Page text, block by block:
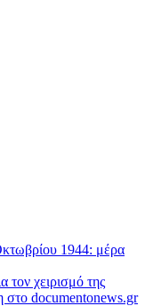
1944: μέρα
χειρισμό της
documentonews.gr